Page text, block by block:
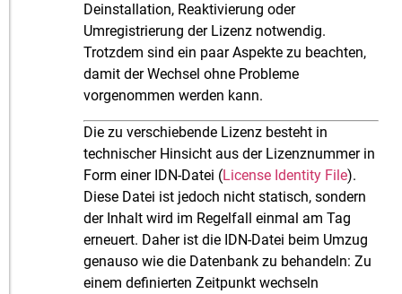
Deinstallation, Reaktivierung oder
Umregistrierung der Lizenz notwendig.
Trotzdem sind ein paar Aspekte zu beachten,
damit der Wechsel ohne Probleme
vorgenommen werden kann.
Die zu verschiebende Lizenz besteht in
technischer Hinsicht aus der Lizenznummer in
Form einer IDN-Datei (License Identity File).
Diese Datei ist jedoch nicht statisch, sondern
der Inhalt wird im Regelfall einmal am Tag
erneuert. Daher ist die IDN-Datei beim Umzug
genauso wie die Datenbank zu behandeln: Zu
einem definierten Zeitpunkt wechseln